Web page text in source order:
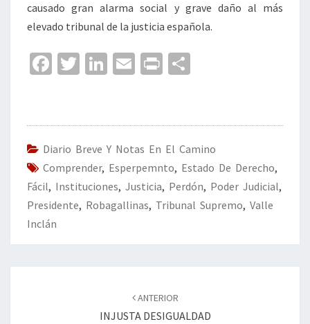
causado gran alarma social y grave daño al más
elevado tribunal de la justicia española.
Fa
o
o
k
T
er
Li
dI
n
E
l
Pr
p
ar
tir
Diario Breve Y Notas En El Camino
Comprender, Esperpemnto, Estado De Derecho,
Fácil, Instituciones, Justicia, Perdón, Poder Judicial,
Presidente, Robagallinas, Tribunal Supremo, Valle
Inclán
ANTERIOR
INJUSTA DESIGUALDAD